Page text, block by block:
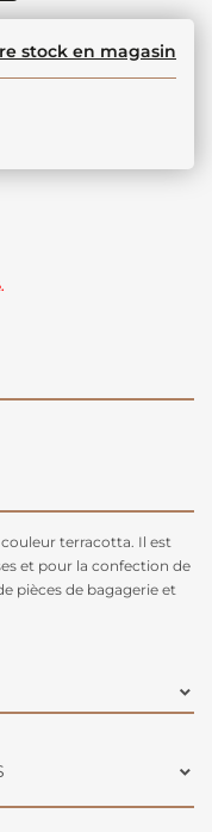
stock en magasin
terracotta. Il est
et pour la confection de
pièces de bagagerie et